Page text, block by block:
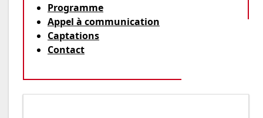
Programme
Appel à communication
Captations
Contact